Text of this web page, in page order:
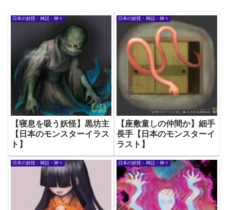
日本の妖怪・神話・神々
【寝息を吸う妖怪】黒坊主
【日本のモンスターイラス
ト】
日本の妖怪・神話・神々
【座敷童しの仲間か】細手
長手【日本のモンスターイ
ラスト】
日本の妖怪・神話・神々 日本の妖怪・神話・神々